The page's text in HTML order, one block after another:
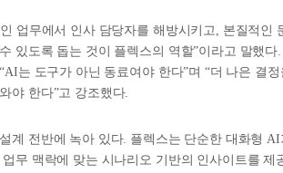
인 업무에서 인사 담당자를 해방시키고, 본질적인
있도록 돕는 것이 플렉스의 역할”이라고 말했다.
는 도구가 아닌 동료여야 한다”며 “더 나은 결정
야 한다”고 강조했다.
계 전반에 녹아 있다. 플렉스는 단순한 대화형 AI
무 맥락에 맞는 시나리오 기반의 인사이트를 제